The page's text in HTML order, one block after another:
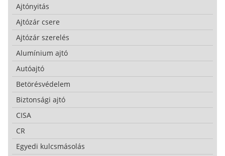
Ajtónyitás
Ajtózár csere
Ajtózár szerelés
Alumínium ajtó
Autóajtó
Betörésvédelem
Biztonsági ajtó
CISA
CR
Egyedi kulcsmásolás